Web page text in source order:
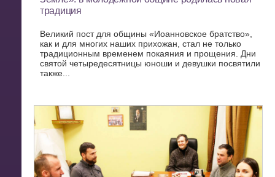
традиция
Великий пост для общины «Иоанновское братство»,
как и для многих наших прихожан, стал не только
традиционным временем покаяния и прощения. Дни
святой четыредесятницы юноши и девушки посвятили
также...